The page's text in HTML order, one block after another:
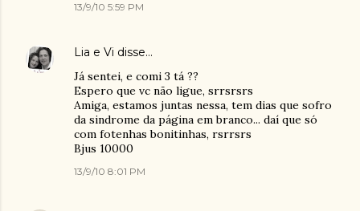
13/9/10 5:59 PM
Lia e Vi disse…
Já sentei, e comi 3 tá ??
Espero que vc não ligue, srrsrsrs
Amiga, estamos juntas nessa, tem dias que sofro
da sindrome da página em branco... daí que só
com fotenhas bonitinhas, rsrrsrs
Bjus 10000
13/9/10 8:01 PM